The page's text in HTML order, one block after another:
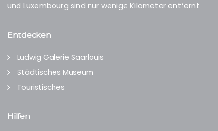
und Luxembourg sind nur wenige Kilometer entfernt.
Entdecken
Ludwig Galerie Saarlouis
Städtisches Museum
Touristisches
Hilfen